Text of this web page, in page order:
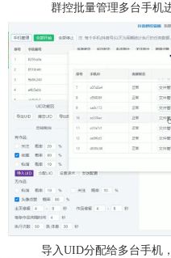
群控批量管理多台手机
导入UID分配给多台手机